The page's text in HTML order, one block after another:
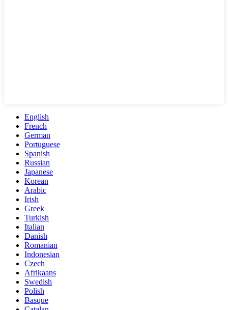
English
French
German
Portuguese
Spanish
Russian
Japanese
Korean
Arabic
Irish
Greek
Turkish
Italian
Danish
Romanian
Indonesian
Czech
Afrikaans
Swedish
Polish
Basque